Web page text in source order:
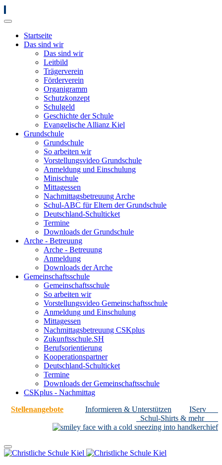
Startseite
Das sind wir
Das sind wir
Leitbild
Trägerverein
Förderverein
Organigramm
Schutzkonzept
Schulgeld
Geschichte der Schule
Evangelische Allianz Kiel
Grundschule
Grundschule
So arbeiten wir
Vorstellungsvideo Grundschule
Anmeldung und Einschulung
Minischule
Mittagessen
Nachmittagsbetreuung Arche
Schul-ABC für Eltern der Grundschule
Deutschland-Schulticket
Termine
Downloads der Grundschule
Arche - Betreuung
Arche - Betreuung
Anmeldung
Downloads der Arche
Gemeinschaftsschule
Gemeinschaftsschule
So arbeiten wir
Vorstellungsvideo Gemeinschaftsschule
Anmeldung und Einschulung
Mittagessen
Nachmittagsbetreuung CSKplus
Zukunftsschule.SH
Berufsorientierung
Kooperationspartner
Deutschland-Schulticket
Termine
Downloads der Gemeinschaftsschule
CSKplus - Nachmittag
Stellenangebote
Informieren & Unterstützen
IServ
Schul-Shirts & mehr